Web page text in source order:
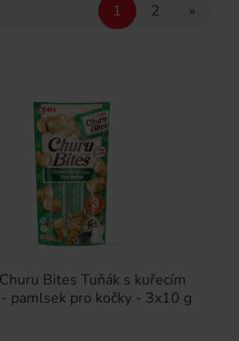
1 2 »
Bites Tuňák s kuřecím
pamlsek pro kočky - 3x10 g